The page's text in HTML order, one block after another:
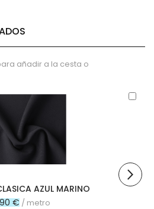
añadir a la cesta o
AZUL MARINO
€ / metro